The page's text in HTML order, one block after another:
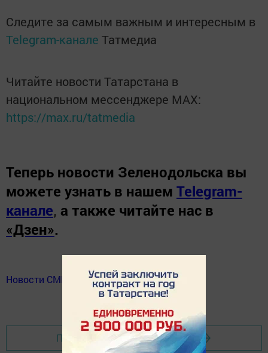
Следите за самым важным и интересным в
Telegram-канале Татмедиа
Читайте новости Татарстана в
национальном мессенджере MАХ:
https://max.ru/tatmedia
Теперь новости Зеленодольска вы
можете узнать в нашем Telegram-
канале, а также читайте нас в
«Дзен».
Новости СМИ2
Перейти на страницу новости